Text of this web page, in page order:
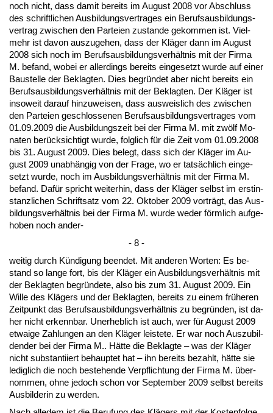
noch nicht, dass da­mit be­reits im Au­gust 2008 vor Ab­schluss
des schrift­li­chen Aus­bil­dungs­ver­tra­ges ein Be­rufs­aus­bil­dungs­
ver­trag zwi­schen den Par­tei­en zu­stan­de ge­kom­men ist. Viel­
mehr ist da­von aus­zu­ge­hen, dass der Kläger dann im Au­gust
2008 sich noch im Be­rufs­aus­bil­dungs­verhält­nis mit der Fir­ma
M. be­fand, wo­bei er al­ler­dings be­reits ein­ge­setzt wur­de auf ei­ner
Bau­stel­le der Be­klag­ten. Dies be­gründet aber nicht be­reits ein
Be­rufs­aus­bil­dungs­verhält­nis mit der Be­klag­ten. Der Kläger ist
in­so­weit dar­auf hin­zu­wei­sen, dass aus­weis­lich des zwi­schen
den Par­tei­en ge­schlos­se­nen Be­rufs­aus­bil­dungs­ver­tra­ges vom
01.09.2009 die Aus­bil­dungs­zeit bei der Fir­ma M. mit zwölf Mo­
na­ten berück­sich­tigt wur­de, folg­lich für die Zeit vom 01.09.2008
bis 31. Au­gust 2009. Dies be­legt, dass sich der Kläger im Au­
gust 2009 un­abhängig von der Fra­ge, wo er tatsächlich ein­ge­
setzt wur­de, noch im Aus­bil­dungs­verhält­nis mit der Fir­ma M.
be­fand. Dafür spricht wei­ter­hin, dass der Kläger selbst im erst­in­
stanz­li­chen Schrift­satz vom 22. Ok­to­ber 2009 vorträgt, das Aus­
bil­dungs­verhält­nis bei der Fir­ma M. wur­de we­der förm­lich auf­ge­
ho­ben noch an­der-
- 8 -
wei­tig durch Kündi­gung be­en­det. Mit an­de­ren Wor­ten: Es be­
stand so lan­ge fort, bis der Kläger ein Aus­bil­dungs­verhält­nis mit
der Be­klag­ten be­gründe­te, al­so bis zum 31. Au­gust 2009. Ein
Wil­le des Klägers und der Be­klag­ten, be­reits zu ei­nem frühe­ren
Zeit­punkt das Be­rufs­aus­bil­dungs­verhält­nis zu be­gründen, ist da­
her nicht er­kenn­bar. Un­er­heb­lich ist auch, wer für Au­gust 2009
et­wai­ge Zah­lun­gen an den Kläger leis­te­te. Er war noch Aus­zu­bil­
den­der bei der Fir­ma M.. Hätte die Be­klag­te – was der Kläger
nicht sub­stan­ti­iert be­haup­tet hat – ihn be­reits be­zahlt, hätte sie
le­dig­lich die noch be­ste­hen­de Ver­pflich­tung der Fir­ma M. über­
nom­men, oh­ne je­doch schon vor Sep­tem­ber 2009 selbst be­reits
Aus­bil­de­rin zu wer­den.